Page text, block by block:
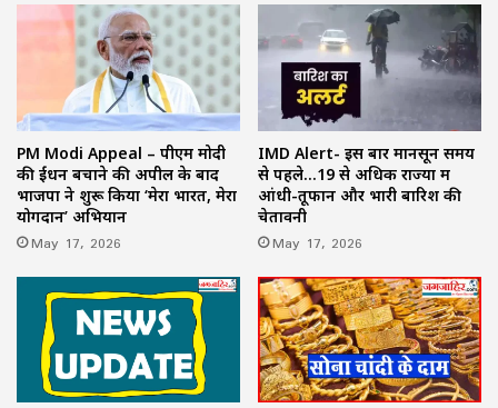
PM Modi Appeal – पीएम मोदी
की ईंधन बचाने की अपील के बाद
भाजपा ने शुरू किया ‘मेरा भारत, मेरा
योगदान’ अभियान
May 17, 2026
IMD Alert- इस बार मानसून समय
से पहले…19 से अधिक राज्यों में
आंधी-तूफान और भारी बारिश की
चेतावनी
May 17, 2026